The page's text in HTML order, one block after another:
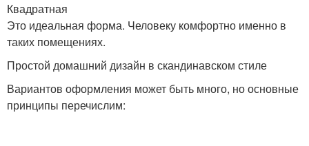
Квадратная
Это идеальная форма. Человеку комфортно именно в
таких помещениях.
Простой домашний дизайн в скандинавском стиле
Вариантов оформления может быть много, но основные
принципы перечислим: